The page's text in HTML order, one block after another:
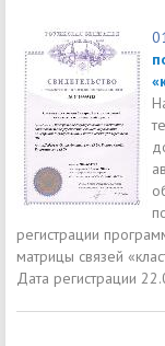
регистрации
матрицы связей
Дата регистрации